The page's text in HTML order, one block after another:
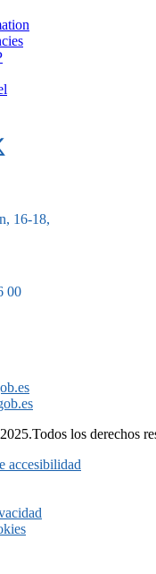
16-18,
00
los derechos
accesibilidad